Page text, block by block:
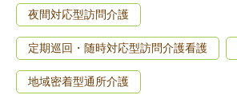
夜間対応型訪問介護
定期巡回・随時対応型訪問介護看護
地域密着型通所介護